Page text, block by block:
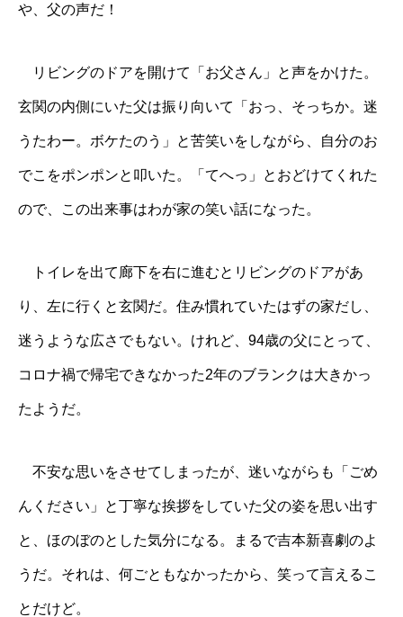
や、父の声だ！
リビングのドアを開けて「お父さん」と声をかけた。
玄関の内側にいた父は振り向いて「おっ、そっちか。迷
うたわー。ボケたのう」と苦笑いをしながら、自分のお
でこをポンポンと叩いた。「てへっ」とおどけてくれた
ので、この出来事はわが家の笑い話になった。
トイレを出て廊下を右に進むとリビングのドアがあ
り、左に行くと玄関だ。住み慣れていたはずの家だし、
迷うような広さでもない。けれど、94歳の父にとって、
コロナ禍で帰宅できなかった2年のブランクは大きかっ
たようだ。
不安な思いをさせてしまったが、迷いながらも「ごめ
んください」と丁寧な挨拶をしていた父の姿を思い出す
と、ほのぼのとした気分になる。まるで吉本新喜劇のよ
うだ。それは、何ごともなかったから、笑って言えるこ
とだけど。